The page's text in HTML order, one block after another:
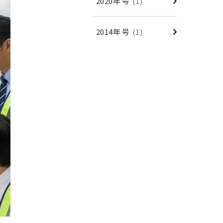
2014年 号 (1)